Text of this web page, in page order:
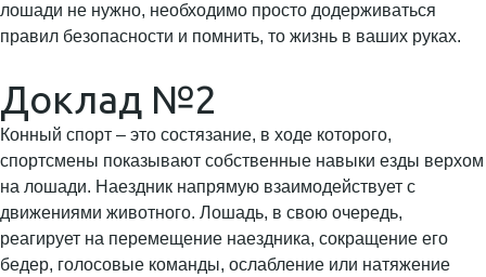
лошади не нужно, необходимо просто додерживаться
правил безопасности и помнить, то жизнь в ваших руках.
Доклад №2
Конный спорт – это состязание, в ходе которого,
спортсмены показывают собственные навыки езды верхом
на лошади. Наездник напрямую взаимодействует с
движениями животного. Лошадь, в свою очередь,
реагирует на перемещение наездника, сокращение его
бедер, голосовые команды, ослабление или натяжение